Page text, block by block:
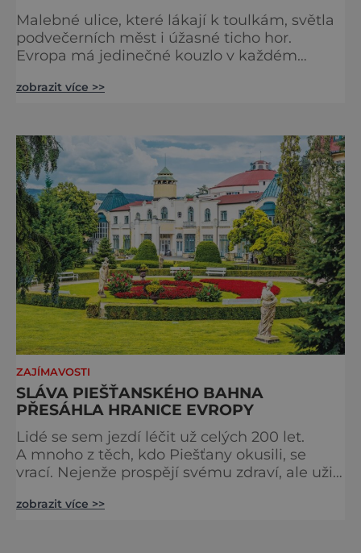
Malebné ulice, které lákají k toulkám, světla
podvečerních měst i úžasné ticho hor.
Evropa má jedinečné kouzlo v každém
zve na cestu plnou inspirace, dobrodružství i
podobě. Města s neopakovatelnou
atmosférou Vydejte se s námi na prohlídku
měst, která patří k
zobrazit více >>
ZAJÍMAVOSTI
SLÁVA PIEŠŤANSKÉHO BAHNA
PŘESÁHLA HRANICE EVROPY
Lidé se sem jezdí léčit už celých 200 let.
A mnoho z těch, kdo Piešťany okusili, se
vrací. Nejenže prospějí svému zdraví, ale užijí
řekne slovenské lázně, Piešťany bývají první
zobrazit více >>